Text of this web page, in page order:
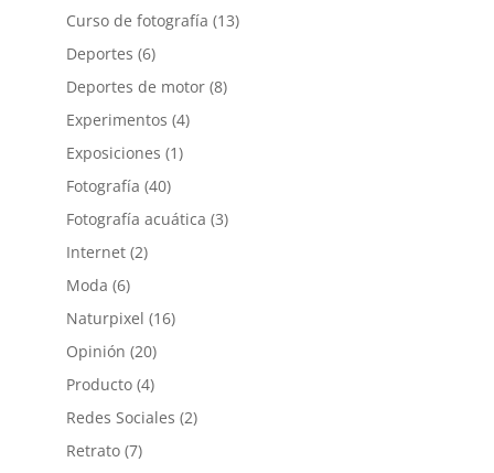
Curso de fotografía (13)
Deportes (6)
Deportes de motor(8)
Experimentos (4)
Exposiciones (1)
Fotografía (40)
Fotografía acuática (3)
Internet(2)
Moda (6)
Naturpixel (16)
Opinión (20)
Producto(4)
Redes Sociales (2)
Retrato(7)